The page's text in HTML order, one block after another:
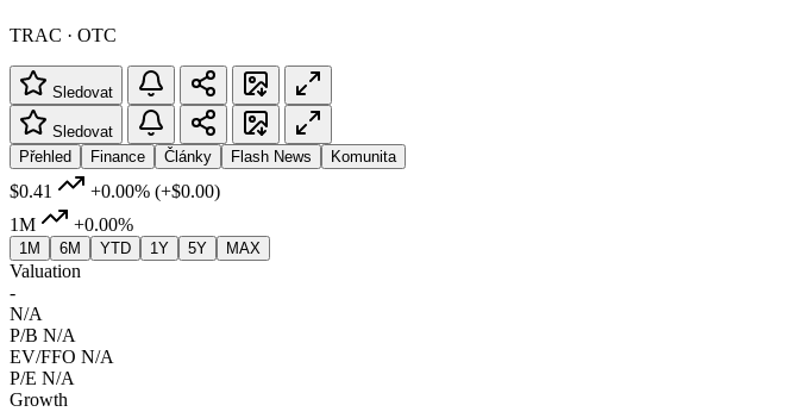
TRAC · OTC
Sledovat
Sledovat
Přehled
Finance Články Flash News Komunita
$0.41 +0.00% (+$0.00)
1M
+0.00%
1M 6M YTD 1Y 5Y MAX
Valuation
-
N/A
P/B N/A
EV/FFO N/A
P/E N/A
Growth